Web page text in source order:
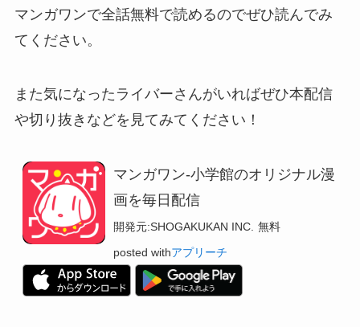
マンガワンで全話無料で読めるのでぜひ読んでみ
てください。
また気になったライバーさんがいればぜひ本配信
や切り抜きなどを見てみてください！
マンガワン-小学館のオリジナル漫
画を毎日配信
開発元:SHOGAKUKAN INC. 無料
posted withアプリーチ